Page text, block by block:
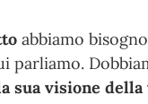
abbiamo
parliamo.
sua visione